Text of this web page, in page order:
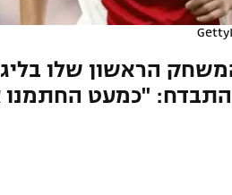
הראשון שלו
התבדח: "כמעט החתמנו